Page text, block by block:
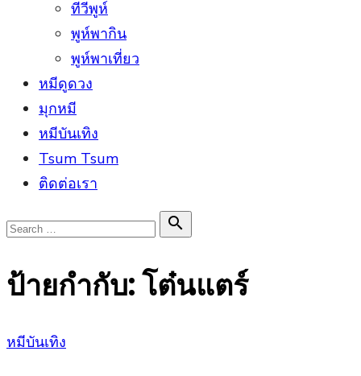
ทีวีพูห์
พูห์พากิน
พูห์พาเที่ยว
หมีดูดวง
มุกหมี
หมีบันเทิง
Tsum Tsum
ติดต่อเรา
Search

Search
ป้ายกำกับ:โต๋นแตร์
Posted
หมีบันเทิง